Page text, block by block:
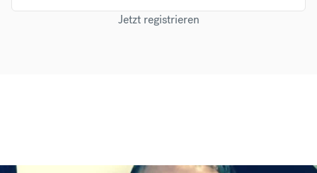
Jetzt registrieren